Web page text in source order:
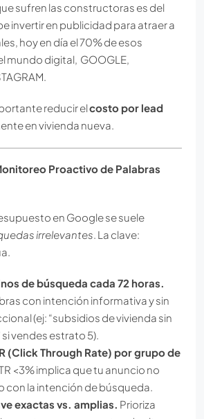
sufren las constructoras es del
invertir en publicidad para atraer a
hoy en día el 70% de esos
mundo digital, GOOGLE,
reducir elcosto por lead
en vivienda nueva.
Proactivo de Palabras
en Google se suele
irrelevantes. La clave:
de búsqueda cada 72 horas.
con intención informativa y sin
(ej: “subsidios de vivienda sin
vendes estrato 5).
(Click Through Rate) por grupo de
<3% implica que tu anuncio no
con la intención de búsqueda.
exactas vs. amplias. Prioriza